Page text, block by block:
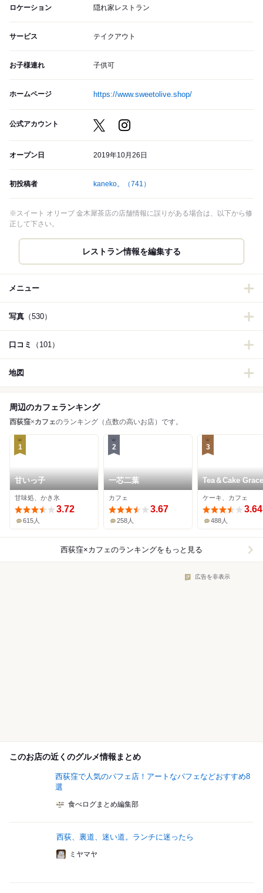
ロケーション 隠れ家レストラン
サービス テイクアウト
お子様連れ 子供可
ホームページ https://www.sweetolive.shop/
公式アカウント
オープン日 2019年10月26日
初投稿者 kaneko。 （741）
※スイート オリーブ 金木犀茶店の店舗情報に誤りがある場合は、以下から修
正して下さい。
メニュー
写真 （530）
口コミ （101）
地図
周辺のカフェランキング
西荻窪×カフェのランキング（点数の高いお店）です。
1
甘いっ子
甘味処、かき氷
3.72
615人
2
一芯二葉
カフェ
3.67
258人
3
Tea＆Cake Grace
ケーキ、カフェ
3.64
488人
西荻窪×カフェのランキングをもっと見る
広告を非表示
このお店の近くのグルメ情報まとめ
西荻窪で人気のパフェ店！アートなパフェなどおすすめ8
選
食べログまとめ編集部
西荻、裏道、迷い道。ランチに迷ったら
ミヤマヤ